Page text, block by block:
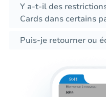
Y a-t-il des
Cards dans certains
Puis-je retourner ou